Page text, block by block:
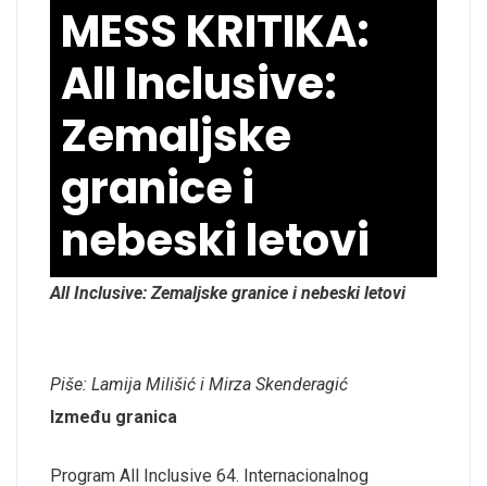
MESS KRITIKA:
All Inclusive:
Zemaljske
granice i
nebeski letovi
All Inclusive: Zemaljske granice i nebeski letovi
Piše: Lamija Milišić i Mirza Skenderagić
Između granica
Program All Inclusive 64. Internacionalnog